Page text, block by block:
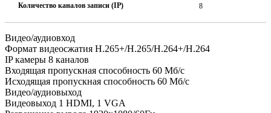
Количество каналов записи (IP) 8
Видео/аудиовход
Формат видеосжатия H.265+/H.265/H.264+/H.264
IP камеры 8 каналов
Входящая пропускная способность 60 Мб/с
Исходящая пропускная способность 60 Мб/с
Видео/аудиовыход
Видеовыход 1 HDMI, 1 VGA